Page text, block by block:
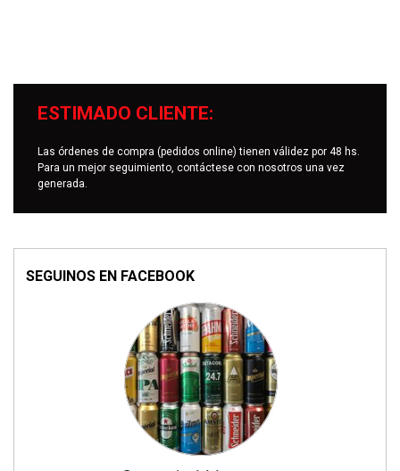
ESTIMADO CLIENTE:
Las órdenes de compra (pedidos online) tienen válidez por 48 hs.
Para un mejor seguimiento, contáctese con nosotros una vez
generada.
SEGUINOS EN FACEBOOK